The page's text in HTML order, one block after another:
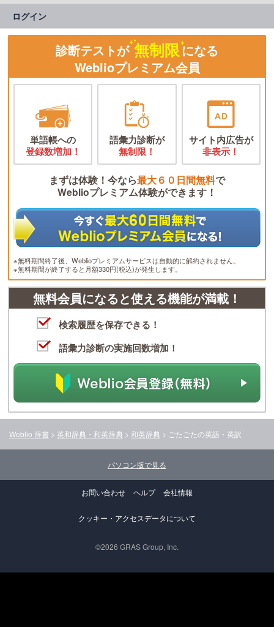
ログイン
診断テストが 無制限になる
Weblioプレミアム会員
単語帳への
登録数増加！
語彙力診断が
無制限！
サイト内広告が
非表示！
まずは体験！今なら最大６０日間無料で
Weblioプレミアム体験ができます！
※無料期間終了後、Weblioプレミアムサービスは自動的に解約されません。
※無料期間が終了すると月額330円(税込)が発生します。
無料会員になると使える機能が満載！
検索履歴を保存できる！
語彙力診断の実施回数増加！
Weblio 辞書 > 英和辞典・和英辞典 > 和英辞典 > ごたごたの英語・英訳
パソコン版で見る
お問い合わせ ヘルプ 会社情報
クッキー・アクセスデータについて
©2026 GRAS Group, Inc.